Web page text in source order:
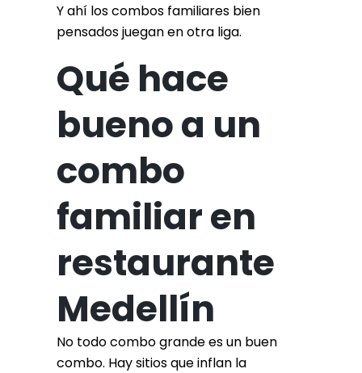
Y ahí los combos familiares bien
pensados juegan en otra liga.
Qué hace
bueno a un
combo
familiar en
restaurante
Medellín
No todo combo grande es un buen
combo. Hay sitios que inflan la